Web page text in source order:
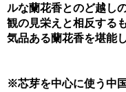
ルな蘭花香とのど越し
観の見栄えと相反する
気品ある蘭花香を堪能
※芯芽を中心に使う中